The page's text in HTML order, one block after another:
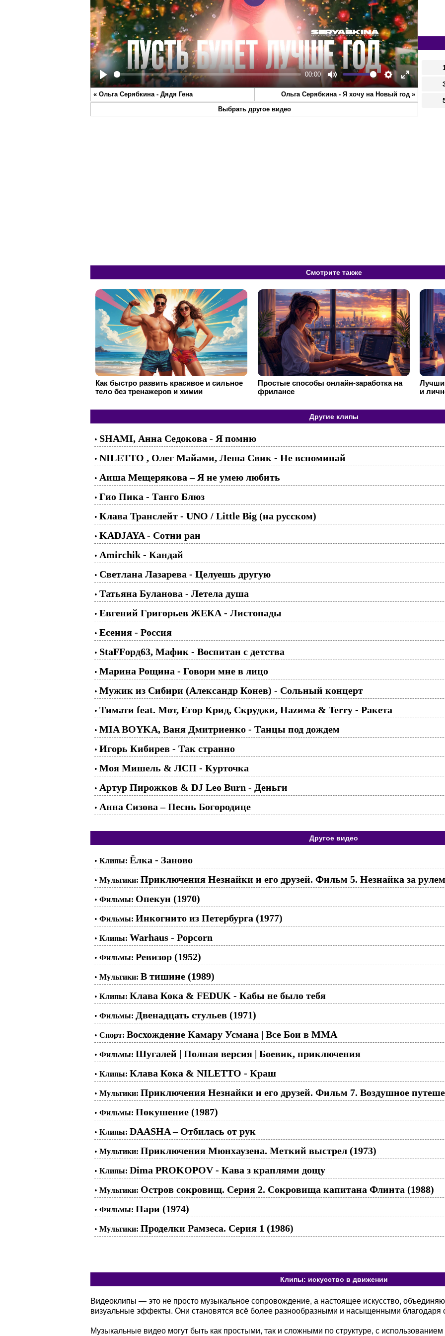
Play
00:00
Mute Settings
Enter
fullscreen
Play
« Ольга Серябкина - Дядя Гена Ольга Серябкина - Я хочу на Новый год »
Выбрать другое видео
Смотрите также
Как быстро развить красивое и сильное
тело без тренажеров и химии
Простые способы онлайн-заработка на
фрилансе
и
Другие клипы
• SHAMI, Анна Седокова - Я помню
• NILETTO , Олег Майами, Леша Свик - Не вспоминай
• Аиша Мещерякова – Я не умею любить
• Гио Пика - Танго Блюз
• Клава Транслейт - UNO / Little Big (на русском)
• KADJAYA - Сотни ран
• Amirchik - Кандай
• Светлана Лазарева - Целуешь другую
• Татьяна Буланова - Летела душа
• Евгений Григорьев ЖЕКА - Листопады
• Есения - Россия
• StaFFорд63, Мафик - Воспитан с детства
• Марина Рощина - Говори мне в лицо
• Мужик из Сибири (Александр Конев) - Сольный концерт
• Тимати feat. Мот, Егор Крид, Скруджи, Наzима & Terry - Ракета
• MIA BOYKA, Ваня Дмитриенко - Танцы под дождем
• Игорь Кибирев - Так странно
• Моя Мишель & ЛСП - Курточка
• Артур Пирожков & DJ Leo Burn - Деньги
• Анна Сизова – Песнь Богородице
Другое видео
• Клипы: Ёлка - Заново
• Мультики: Приключения Незнайки и его друзей. Фильм 5. Незнайка за
• Фильмы: Опекун (1970)
• Фильмы: Инкогнито из Петербурга (1977)
• Клипы: Warhaus - Popcorn
• Фильмы: Ревизор (1952)
• Мультики: В тишине (1989)
• Клипы: Клава Кока & FEDUK - Кабы не было тебя
• Фильмы: Двенадцать стульев (1971)
• Спорт: Восхождение Камару Усмана | Все Бои в ММА
• Фильмы: Шугалей | Полная версия | Боевик, приключения
• Клипы: Клава Кока & NILETTO - Краш
• Мультики: Приключения Незнайки и его друзей. Фильм 7. Воздушное
• Фильмы: Покушение (1987)
• Клипы: DAASHA – Отбилась от рук
• Мультики: Приключения Мюнхаузена. Меткий выстрел (1973)
• Клипы: Dima PROKOPOV - Кава з краплями дощу
• Мультики: Остров сокровищ. Серия 2. Сокровища капитана Флинта (1988)
• Фильмы: Пари (1974)
• Мультики: Проделки Рамзеса. Серия 1 (1986)
Клипы: искусство в движении
Видеоклипы — это не просто музыкальное сопровождение, а настоящее искусство,
визуальные эффекты. Они становятся всё более разнообразными и насыщенными благодаря
Музыкальные видео могут быть как простыми, так и сложными по структуре, с